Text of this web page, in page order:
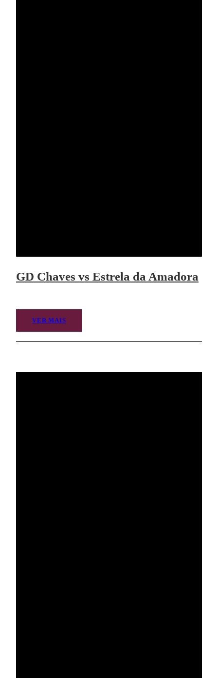
GD Chaves vs Estrela da Amadora
VER MAIS